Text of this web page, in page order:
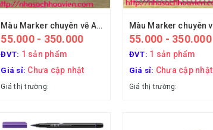
Màu Marker chuyên vẽ Anime dạng vĩ
55.000 - 350.000
ĐVT: 1 sản phẩm
Giá sỉ: Chưa cập nhật
Giá thị trường:
55.000 - 350.000
ĐVT: 1 sản phẩm
Giá sỉ: Chưa cập nhật
Giá thị trường: